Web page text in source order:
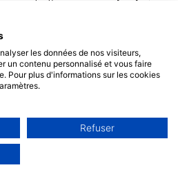
le volume des tran-
permet
JURIShebdo
nécessaire
21643
acquisition
210438 € 204419 € 199036 €
les données de nos visiteurs,
un contenu personnalisé et vous faire
Pour plus d'informations sur les cookies
Refuser